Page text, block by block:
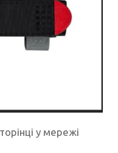
у мережі